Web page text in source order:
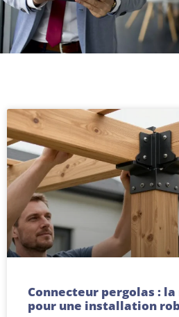
Connecteur pergolas :
pour une installation